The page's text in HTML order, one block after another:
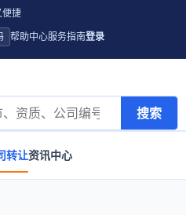
便捷
帮助中心服务指南登录
搜索
转让资讯中心